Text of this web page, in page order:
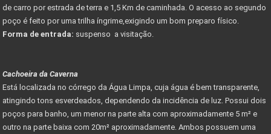
de carro por estrada de terra e 1,5 Km de caminhada. O acesso ao segundo
poço é feito por uma trilha íngrime,exigindo um bom preparo físico.
Forma de entrada: suspenso a visitação.
Cachoeira da Caverna
Está localizada no córrego da Água Limpa, cuja água é bem transparente,
atingindo tons esverdeados, dependendo da incidência de luz. Possui dois
poços para banho, um menor na parte alta com aproximadamente 5 m² e
outro na parte baixa com 20m² aproximadamente. Ambos possuem uma